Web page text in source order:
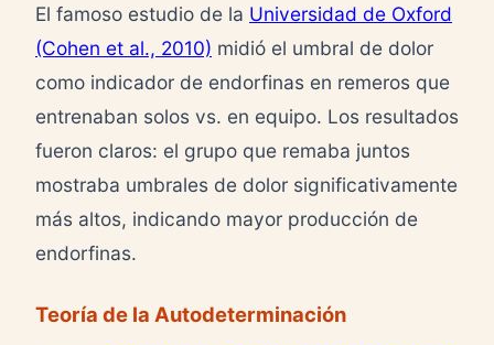
El famoso estudio de la Universidad de Oxford
(Cohen et al., 2010) midió el umbral de dolor
como indicador de endorfinas en remeros que
entrenaban solos vs. en equipo. Los resultados
fueron claros: el grupo que remaba juntos
mostraba umbrales de dolor significativamente
más altos, indicando mayor producción de
endorfinas.
Teoría de la Autodeterminación